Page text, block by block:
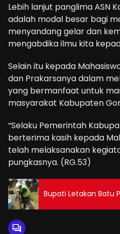
Lebih lanjut panglima ASN
adalah modal besar bagi
menyandang gelar dan
mengabdika ilmu kita
Selain itu kepada
dan Prakarsanya dalam
yang bermanfaat untuk
masyarakat Kabupaten
“Selaku Pemerintah
berterima kasih kepada
telah melaksanakan
pungkasnya. (RG.53)
Bupati Letakan Batu